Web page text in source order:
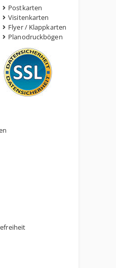
Postkarten
Visitenkarten
Flyer / Klappkarten
Planodruckbögen